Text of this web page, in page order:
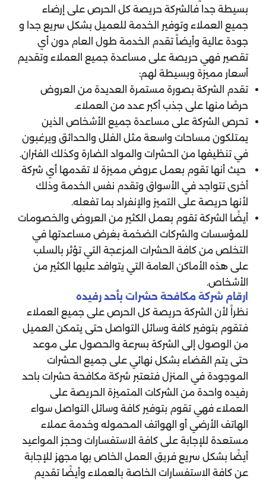
بسيطة جدا فالشركة حريصة كل الحرص على إرضاء
جميع العملاء وتوفير الخدمة للعميل بشكل سريع جدا و
جودة عالية وأيضاً تقدم الخدمة طول العام دون أي
تقصير فهي حريصة على مساعدة جميع العملاء وتقديم
أسعار مميزة وبسيطة لهم:
‏تقدم الشركة بصورة مستمرة العديدة من العروض
حرصًا منها على جذب أكبر عدد من العملاء.
‏تحرص الشركة على مساعدة جميع الأشخاص الذين
يمتلكون مساحات واسعة مثل الفلل والحدائق ويرغبون
في تنظيفها من الحشرات والمواد الضارة وكذلك الفئران.
حيث أنها تقوم بعمل عروض مميزة لا تقدمها أي شركة
أخرى تتواجد في الأسواق وتقدم نفس الخدمة وذلك
لأنها حريصة على التميز والإنفراد بما تفعله.
‏أيضًا الشركة تقوم بعمل الكثير من العروض والخصومات
للمؤسسات والشركات الضخمة بغرض مساعدتها في
التخلص من كافة الحشرات المزعجة التي تؤثر بالسلب
على هذه الأماكن العامة التي يتوافد عليها الكثير من
الأشخاص.
ارقام شركة مكافحة حشرات بأحد رفيده
‏نظراً لأن الشركة حريصة كل الحرص على جميع العملاء
فتقوم بتوفير كافة وسائل التواصل حتى يتمكن العميل
من الوصول إلى الشركة بسرعة والحصول على موعد
حتى يتم القضاء بشكل نهائي على جميع الحشرات
الموجودة في المنزل فتعتبر شركة مكافحة حشرات باحد
رفيده واحدة من الشركات المتميزة الحريصة على
العملاء فهي تقوم بتوفير كافة وسائل التواصل سواء
الهاتف الأرضي أو الهواتف المحموله وخدمة عملاء
مستعدة للإجابة على كافة الاستفسارات وحجز المواعيد
أيضًا بشكل سريع فريق العمل الخاص بها مجهز للإجابة
عن كافة الاستفسارات الخاصة بالعملاء وأيضًا تقديم